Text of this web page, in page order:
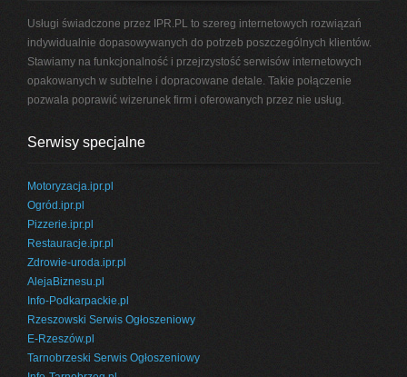
Usługi świadczone przez IPR.PL to szereg internetowych rozwiązań
indywidualnie dopasowywanych do potrzeb poszczególnych klientów.
Stawiamy na funkcjonalność i przejrzystość serwisów internetowych
opakowanych w subtelne i dopracowane detale. Takie połączenie
pozwala poprawić wizerunek firm i oferowanych przez nie usług.
Serwisy specjalne
Motoryzacja.ipr.pl
Ogród.ipr.pl
Pizzerie.ipr.pl
Restauracje.ipr.pl
Zdrowie-uroda.ipr.pl
AlejaBiznesu.pl
Info-Podkarpackie.pl
Rzeszowski Serwis Ogłoszeniowy
E-Rzeszów.pl
Tarnobrzeski Serwis Ogłoszeniowy